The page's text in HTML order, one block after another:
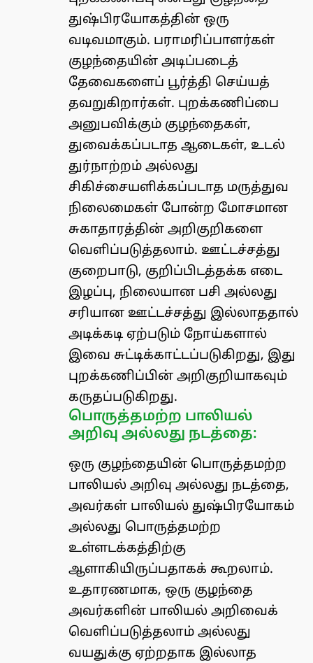
துஷ்பிரயோகத்தின் ஒரு
வடிவமாகும். பராமரிப்பாளர்கள்
குழந்தையின் அடிப்படைத்
தேவைகளைப் பூர்த்தி செய்யத்
தவறுகிறார்கள். புறக்கணிப்பை
அனுபவிக்கும் குழந்தைகள்,
துவைக்கப்படாத ஆடைகள், உடல்
துர்நாற்றம் அல்லது
சிகிச்சையளிக்கப்படாத மருத்துவ
நிலைமைகள் போன்ற மோசமான
சுகாதாரத்தின் அறிகுறிகளை
வெளிப்படுத்தலாம். ஊட்டச்சத்து
குறைபாடு, குறிப்பிடத்தக்க எடை
இழப்பு, நிலையான பசி அல்லது
சரியான ஊட்டச்சத்து இல்லாததால்
அடிக்கடி ஏற்படும் நோய்களால்
இவை சுட்டிக்காட்டப்படுகிறது, இது
புறக்கணிப்பின் அறிகுறியாகவும்
கருதப்படுகிறது.
பொருத்தமற்ற பாலியல்
அறிவு அல்லது நடத்தை:
ஒரு குழந்தையின் பொருத்தமற்ற
பாலியல் அறிவு அல்லது நடத்தை,
அவர்கள் பாலியல் துஷ்பிரயோகம்
அல்லது பொருத்தமற்ற
உள்ளடக்கத்திற்கு
ஆளாகியிருப்பதாகக் கூறலாம்.
உதாரணமாக, ஒரு குழந்தை
அவர்களின் பாலியல் அறிவைக்
வெளிப்படுத்தலாம் அல்லது
வயதுக்கு ஏற்றதாக இல்லாத